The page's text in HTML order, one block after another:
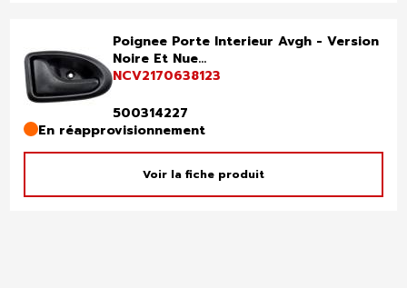
Poignee Porte Interieur Avgh - Version
Noire Et Nue...
NCV2170638123
500314227
En réapprovisionnement
Voir la fiche produit